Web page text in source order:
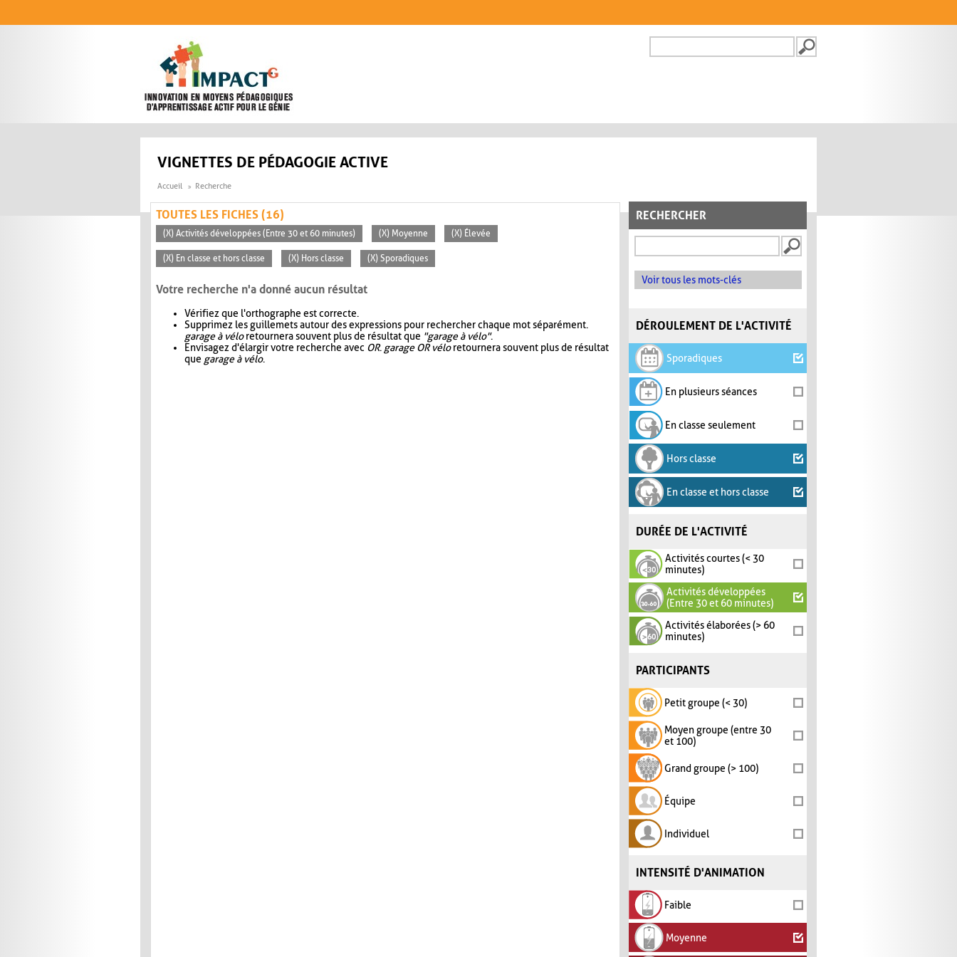
FORMULAIRE DE
VIGNETTES DE PÉDAGOGIE ACTIVE
Accueil Recherche
RECHERCHER
Voir tous les mots-clés
DÉROULEMENT DE L'ACTIVITÉ
Sporadiques
En plusieurs séances
En classe seulement
Hors classe
En classe et hors classe
DURÉE DE L'ACTIVITÉ
Activités courtes (< 30
minutes)
Activités développées
(Entre 30 et 60 minutes)
Activités élaborées (> 60
minutes)
PARTICIPANTS
Petit groupe (< 30)
Moyen groupe (entre 30
et 100)
Grand groupe (> 100)
Équipe
Individuel
INTENSITÉ D'ANIMATION
Faible
Moyenne
TOUTES LES FICHES (16)
(X) Activités développées (Entre 30 et 60 minutes) (X) Moyenne (X) Élevée
(X) En classe et hors classe (X) Hors classe (X) Sporadiques
Votre recherche n'a donné aucun résultat
Vérifiez que l'orthographe est correcte.
Supprimez les guillemets autour des expressions pour rechercher chaque mot séparément.
garage à véloretournera souvent plus de résultat que "garage à vélo".
Envisagez d'élargir votre recherche avec OR. garage OR véloretournera souvent plus de résultat
que garage à vélo.